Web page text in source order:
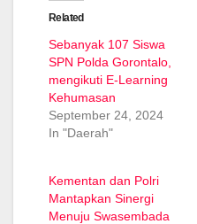
Related
Sebanyak 107 Siswa
SPN Polda Gorontalo,
mengikuti E-Learning
Kehumasan
September 24, 2024
In "Daerah"
Kementan dan Polri
Mantapkan Sinergi
Menuju Swasembada